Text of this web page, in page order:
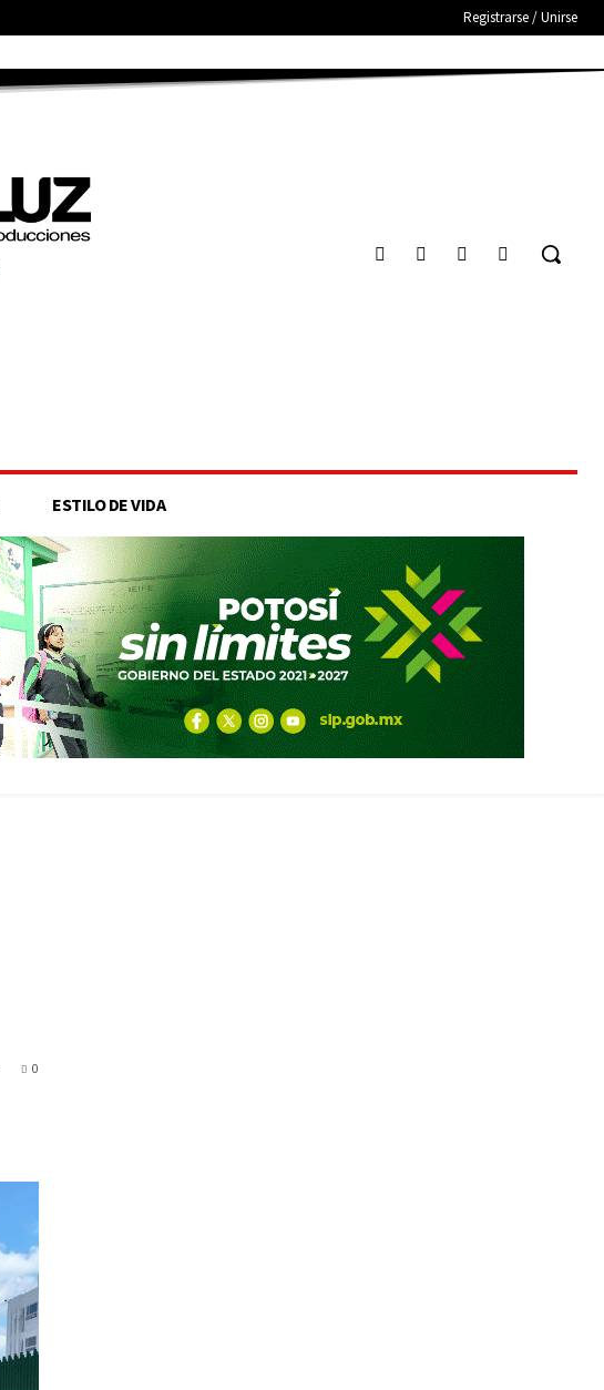
Registrarse / Unirse
ESTILO DE VIDA
0